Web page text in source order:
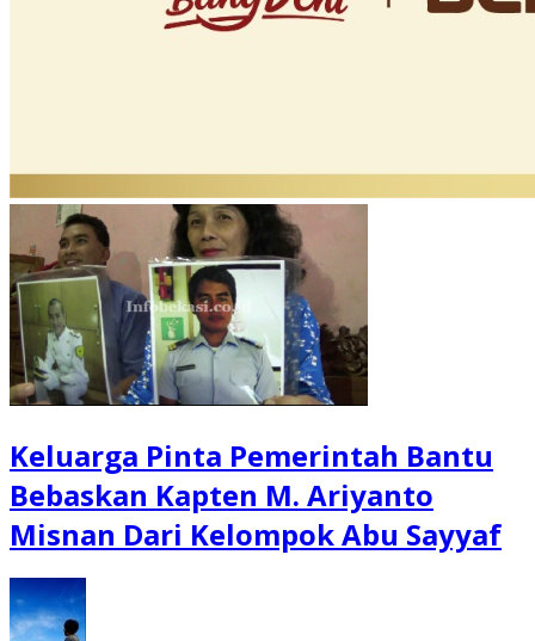
Keluarga Pinta Pemerintah Bantu
Bebaskan Kapten M. Ariyanto
Misnan Dari Kelompok Abu Sayyaf